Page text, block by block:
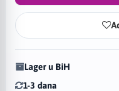
Lager u BiH
1-3 dana